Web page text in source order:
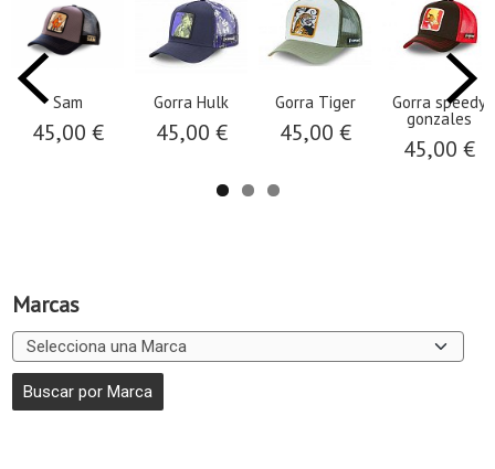
Marcas
Sam
45,00 €
Gorra Hulk
45,00 €
Gorra Tiger
45,00 €
Gorra speedy
gonzales
45,00 €